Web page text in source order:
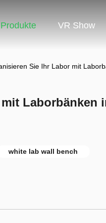
Produkte VR Show
Sie Ihr Labor mit
Laborbänken
white lab wall bench